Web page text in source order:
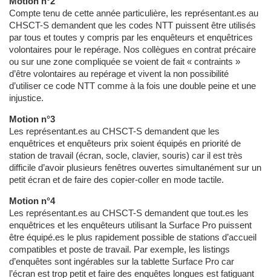
Compte tenu de cette année particulière, les représentant.es au
CHSCT-S demandent que les codes NTT puissent être utilisés
par tous et toutes y compris par les enquêteurs et enquêtrices
volontaires pour le repérage. Nos collègues en contrat précaire
ou sur une zone compliquée se voient de fait « contraints »
d’être volontaires au repérage et vivent la non possibilité
d’utiliser ce code NTT comme à la fois une double peine et une
injustice.
Motion n°3
Les représentant.es au CHSCT-S demandent que les
enquêtrices et enquêteurs prix soient équipés en priorité de
station de travail (écran, socle, clavier, souris) car il est très
difficile d’avoir plusieurs fenêtres ouvertes simultanément sur un
petit écran et de faire des copier-coller en mode tactile.
Motion n°4
Les représentant.es au CHSCT-S demandent que tout.es les
enquêtrices et les enquêteurs utilisant la Surface Pro puissent
être équipé.es le plus rapidement possible de stations d’accueil
compatibles et poste de travail. Par exemple, les listings
d’enquêtes sont ingérables sur la tablette Surface Pro car
l’écran est trop petit et faire des enquêtes longues est fatiguant